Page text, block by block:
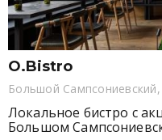
O.Bistro
Большой
Локальное бистро с
Большом